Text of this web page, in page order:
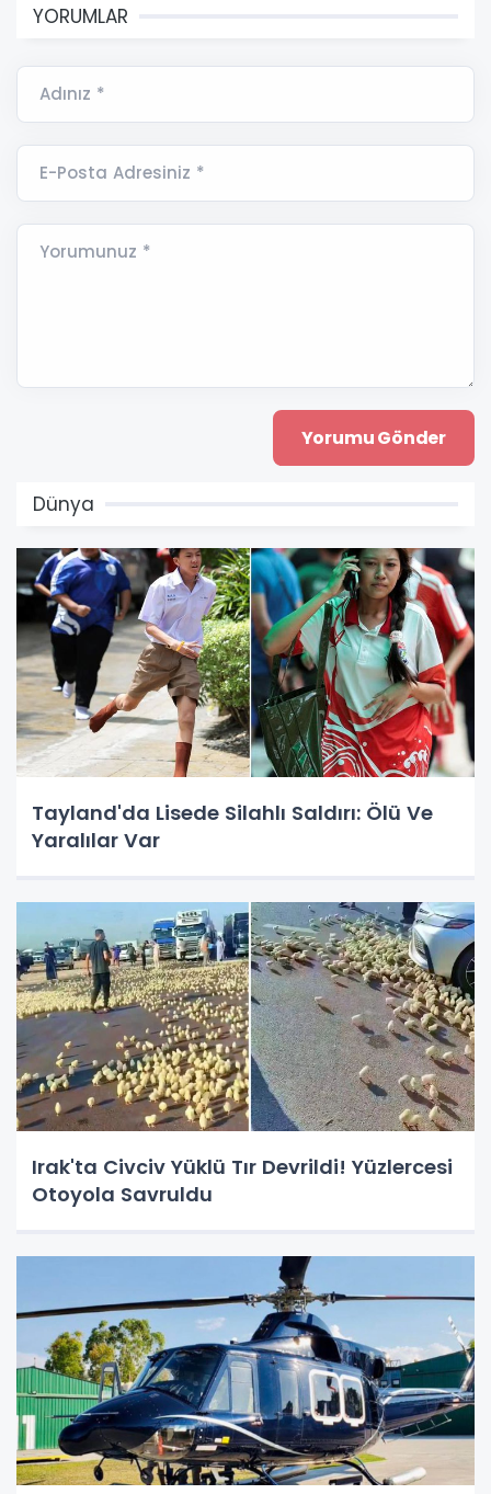
YORUMLAR
Adınız *
E-Posta Adresiniz *
Yorumunuz *
Dünya
Tayland'da Lisede Silahlı Saldırı: Ölü Ve
Yaralılar Var
Irak'ta Civciv Yüklü Tır Devrildi! Yüzlercesi
Otoyola Savruldu